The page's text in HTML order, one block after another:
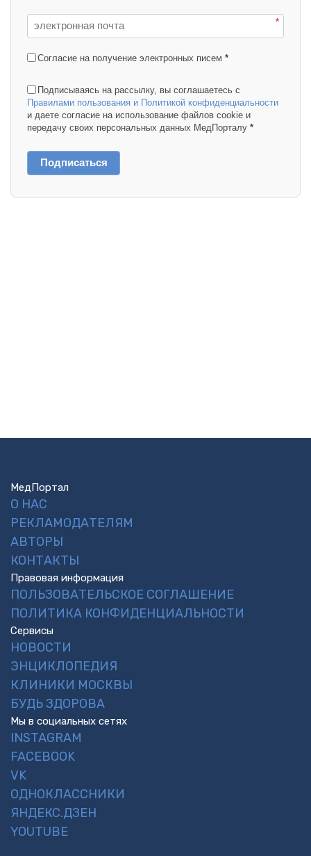
*
Согласие на получение электронных писем *
Подписываясь на рассылку, вы соглашаетесь с
Правилами пользования и Политикой конфиденциальности
и даете согласие на использование файлов cookie и
передачу своих персональных данных МедПорталу *
Подписаться
МедПортал
О НАС
РЕКЛАМОДАТЕЛЯМ
АВТОРЫ
КОНТАКТЫ
Правовая информация
ПОЛЬЗОВАТЕЛЬСКОЕ СОГЛАШЕНИЕ
ПОЛИТИКА КОНФИДЕНЦИАЛЬНОСТИ
Сервисы
НОВОСТИ
ЭНЦИКЛОПЕДИЯ
КЛИНИКИ МОСКВЫ
БУДЬ ЗДОРОВА
Мы в социальных сетях
INSTAGRAM
FACEBOOK
VK
ОДНОКЛАССНИКИ
ЯНДЕКС.ДЗЕН
YOUTUBE